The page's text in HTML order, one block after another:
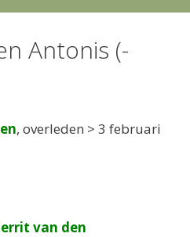
Antonis (-
, overleden > 3 februari
van den